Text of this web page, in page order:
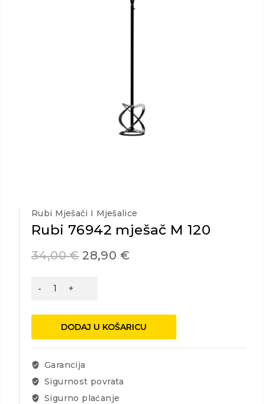
Rubi Mješači I Mješalice
Rubi 76942 mješač M 120
34,00€ 28,90 €
Rubi
količina
DODAJ U KOŠARICU
Garancija
Sigurnost povrata
Sigurno plaćanje